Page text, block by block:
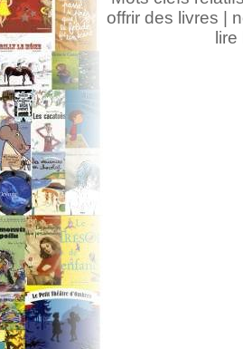
offrir des livres |